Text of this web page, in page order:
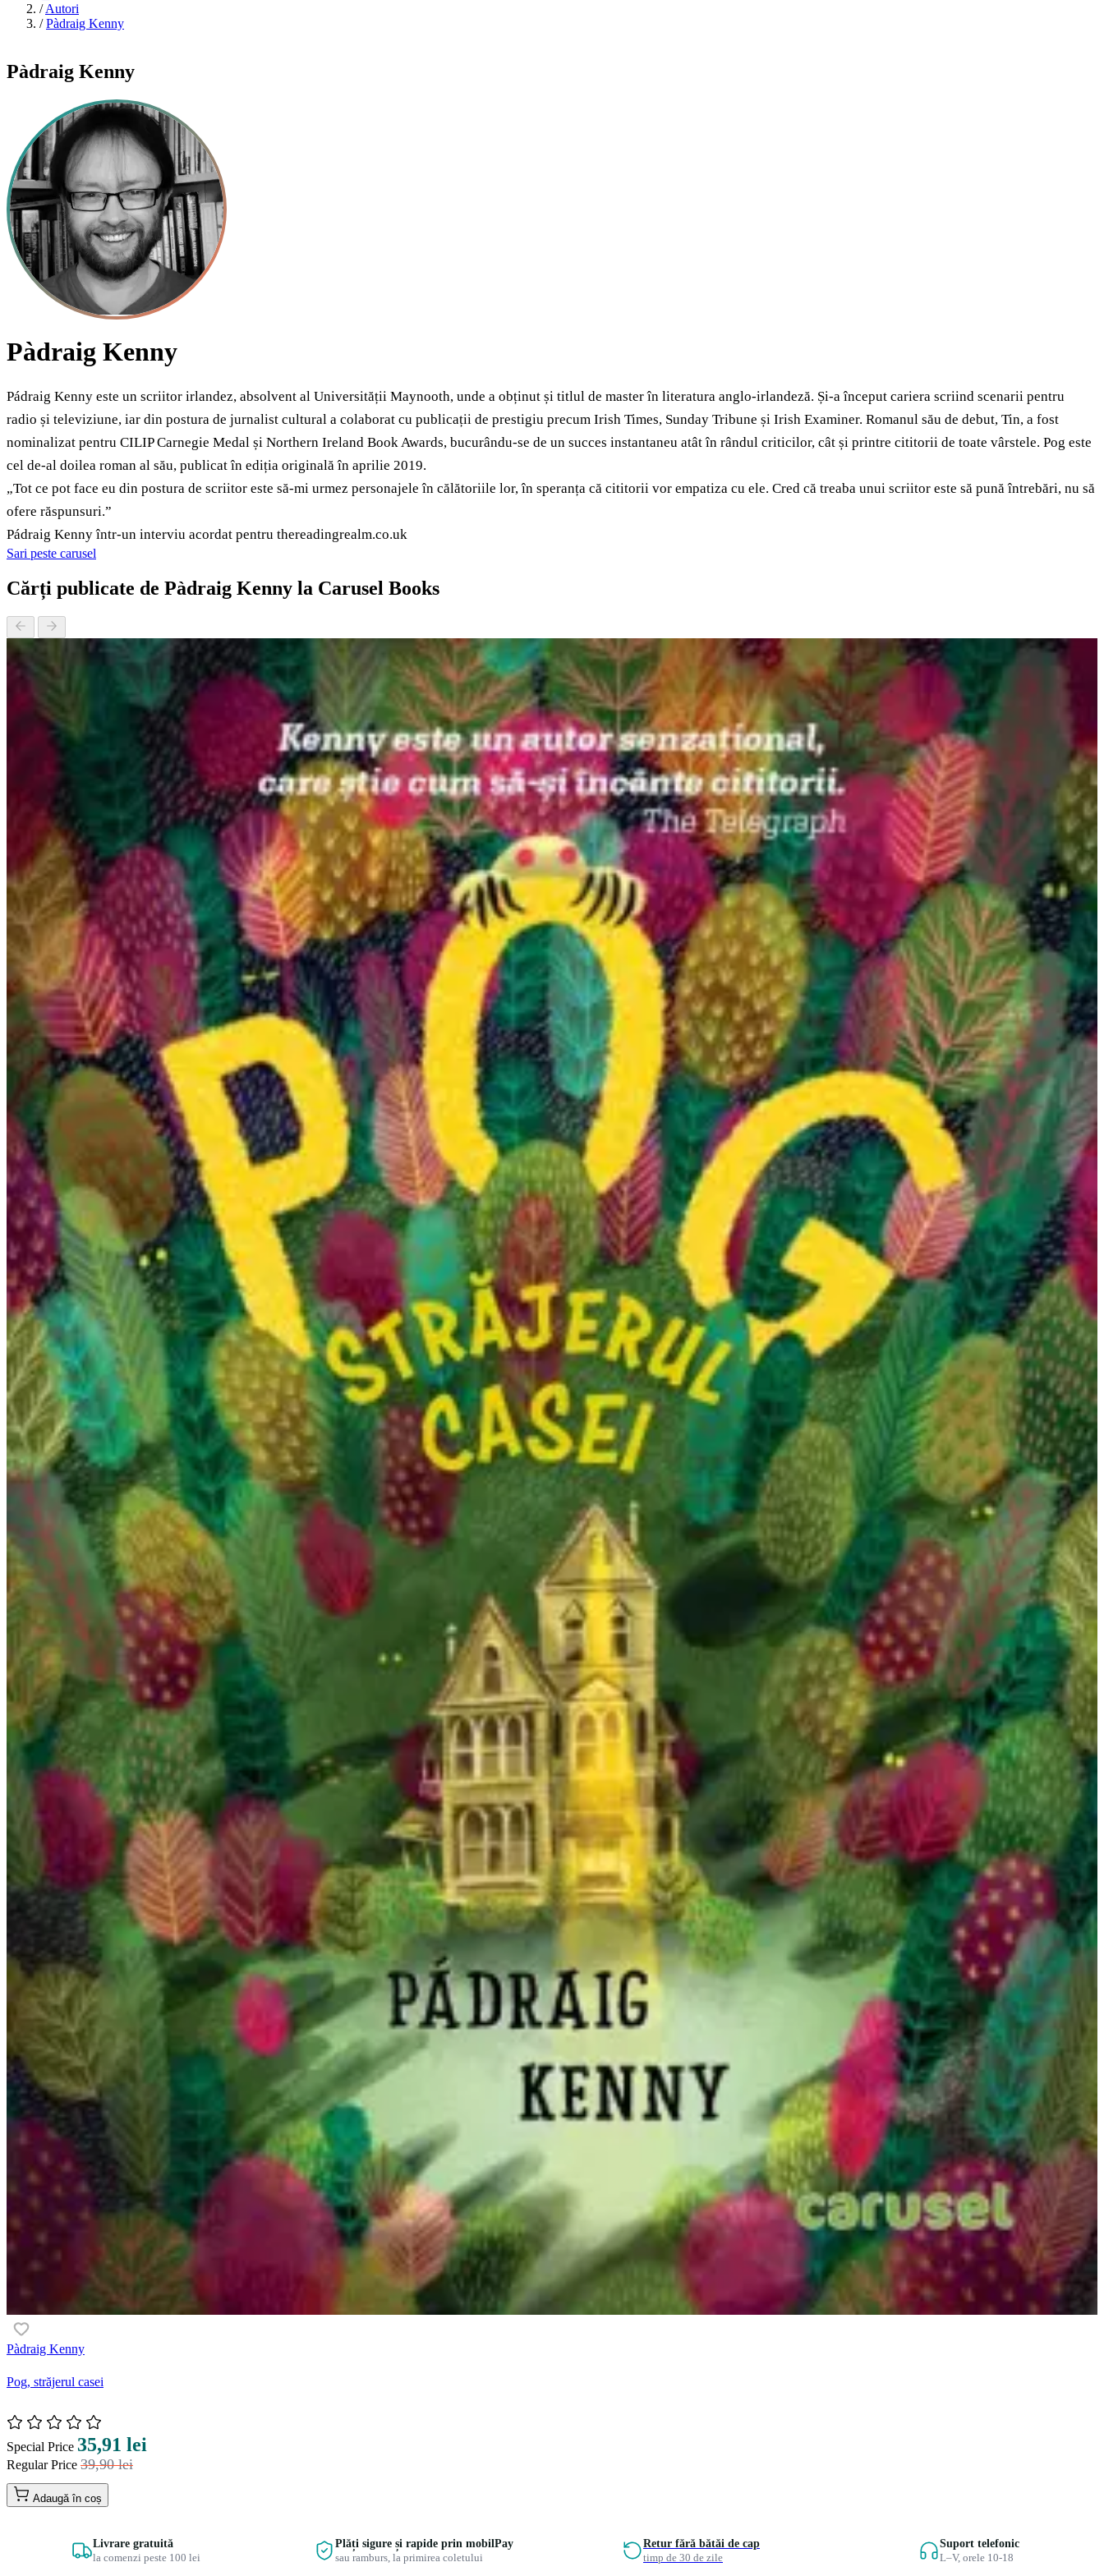
/ Autori
/ Pàdraig Kenny
Pàdraig Kenny
Pàdraig Kenny
Pádraig Kenny este un scriitor irlandez, absolvent al Universității Maynooth, unde a obținut și titlul de master în literatura anglo-irlandeză. Și-a început cariera scriind scenarii pentru
radio și televiziune, iar din postura de jurnalist cultural a colaborat cu publicații de prestigiu precum Irish Times, Sunday Tribune și Irish Examiner. Romanul său de debut, Tin, a fost
nominalizat pentru CILIP Carnegie Medal și Northern Ireland Book Awards, bucurându-se de un succes instantaneu atât în rândul criticilor, cât și printre cititorii de toate vârstele. Pog este
cel de-al doilea roman al său, publicat în ediția originală în aprilie 2019.
„Tot ce pot face eu din postura de scriitor este să-mi urmez personajele în călătoriile lor, în speranța că cititorii vor empatiza cu ele. Cred că treaba unui scriitor este să pună întrebări, nu să
ofere răspunsuri.”
Pádraig Kenny într-un interviu acordat pentru thereadingrealm.co.uk
Sari peste carusel
Cărți publicate de Pàdraig Kenny la Carusel Books
Pàdraig Kenny
Pog, străjerul casei
Special Price 35,91 lei
Regular Price 39,90 lei
Adaugă în coș
Livrare gratuită
la comenzi peste 100 lei
Plăți sigure și rapide prin mobilPay
sau ramburs, la primirea coletului
Retur fără bătăi de cap
timp de 30 de zile
Suport telefonic
L–V, orele 10-18